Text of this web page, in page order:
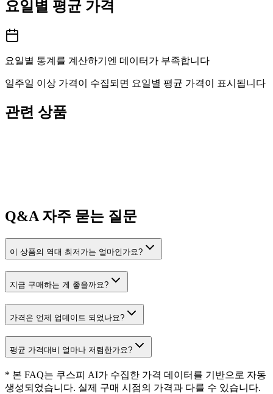
요일별 평균 가격
요일별 통계를 계산하기엔 데이터가 부족합니다
일주일 이상 가격이 수집되면 요일별 평균 가격이 표시됩니다
관련 상품
Q&A자주 묻는 질문
이 상품의 역대 최저가는 얼마인가요?
지금 구매하는 게 좋을까요?
가격은 언제 업데이트 되었나요?
평균 가격대비 얼마나 저렴한가요?
* 본 FAQ는 쿠스피 AI가 수집한 가격 데이터를 기반으로 자동
생성되었습니다. 실제 구매 시점의 가격과 다를 수 있습니다.